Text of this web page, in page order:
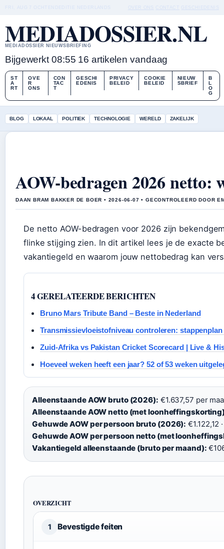
MEDIADOSSIER.NL
MEDIADOSSIER NIEUWSBRIEFING
Bijgewerkt 08:55 16 artikelen vandaag
ST
A
RT
OVE
R
ONS
CON
TAC
T
GESCHI
EDENIS
PRIVACY
BELEID
COOKIE
BELEID
NIEUW
SBRIEF
B
L
O
G
BLOG LOKAAL POLITIEK TECHNOLOGIE WERELD ZAKELIJK
AOW-bedragen 2026
DAAN BRAM BAKKER DE BOER • 2026-06-07 • GECONTROLEERD DOOR
De netto AOW-bedragen voor 2026 zijn
flinke stijging zien. In dit artikel lees je de exacte
vakantiegeld en waarom jouw nettobedrag kan
4 GERELATEERDE BERICHTEN
Bruno Mars Tribute Band – Beste in Nederland
Transmissievloeistofniveau controleren:
Zuid-Afrika vs Pakistan Cricket Scorecard | Live &
Hoeveel weken heeft een jaar? 52 of 53 weken
Alleenstaande AOW bruto (2026): €1.637,57 per
Alleenstaande AOW netto (met
Gehuwde AOW per persoon bruto (2026): €1.122,12 ·
Gehuwde AOW per persoon netto (met
Vakantiegeld alleenstaande (bruto per maand):
OVERZICHT
1 Bevestigde feiten